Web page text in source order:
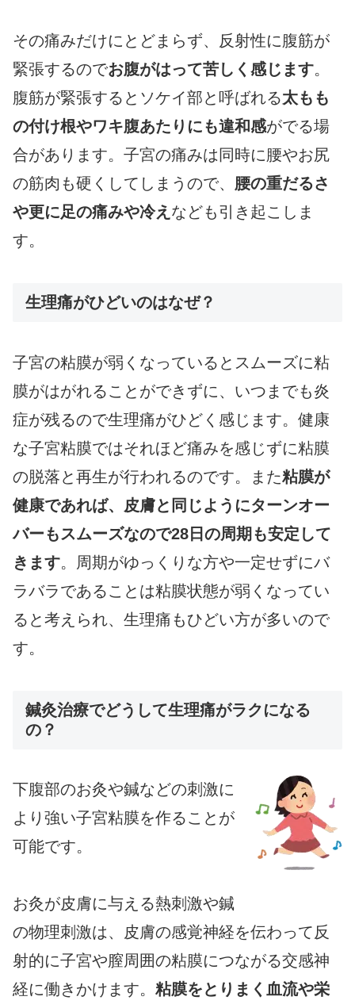
その痛みだけにとどまらず、反射性に腹筋が
緊張するのでお腹がはって苦しく感じます。
腹筋が緊張するとソケイ部と呼ばれる太もも
の付け根やワキ腹あたりにも違和感がでる場
合があります。子宮の痛みは同時に腰やお尻
の筋肉も硬くしてしまうので、 腰の重だるさ
や更に足の痛みや冷え なども引き起こしま
す。
生理痛がひどいのはなぜ？
子宮の粘膜が弱くなっているとスムーズに粘
膜がはがれることができずに、いつまでも炎
症が残るので生理痛がひどく感じます。健康
な子宮粘膜ではそれほど痛みを感じずに粘膜
の脱落と再生が行われるのです。また粘膜が
健康であれば、皮膚と同じようにターンオー
バーもスムーズなので28日の周期も安定して
きます。周期がゆっくりな方や一定せずにバ
ラバラであることは粘膜状態が弱くなってい
ると考えられ、生理痛もひどい方が多いので
す。
鍼灸治療でどうして生理痛がラクになる
の？
下腹部のお灸や鍼などの刺激に
より強い子宮粘膜を作ることが
可能です。
お灸が皮膚に与える熱刺激や鍼
の物理刺激は、皮膚の感覚神経を伝わって反
射的に子宮や膣周囲の粘膜につながる交感神
経に働きかけます。 粘膜をとりまく血流や栄